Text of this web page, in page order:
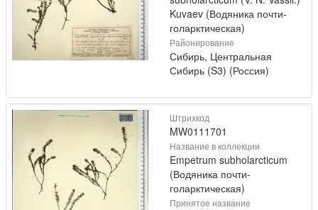
Kuvaev (Водяника почти-
голарктическая)
Районирование
Сибирь, Центральная
Сибирь (S3) (Россия)
Штрихкод
MW0111701
Название в коллекции
Empetrum subholarcticum
(Водяника почти-
голарктическая)
Принятое название